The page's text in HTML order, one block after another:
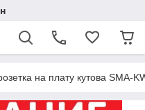
на плату кутова SMA-